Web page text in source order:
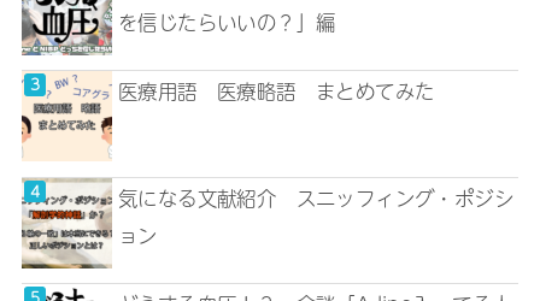
を信じたらいいの？」編
医療用語 医療略語 まとめてみた
気になる文献紹介 スニッフィング・ポジシ
ョン